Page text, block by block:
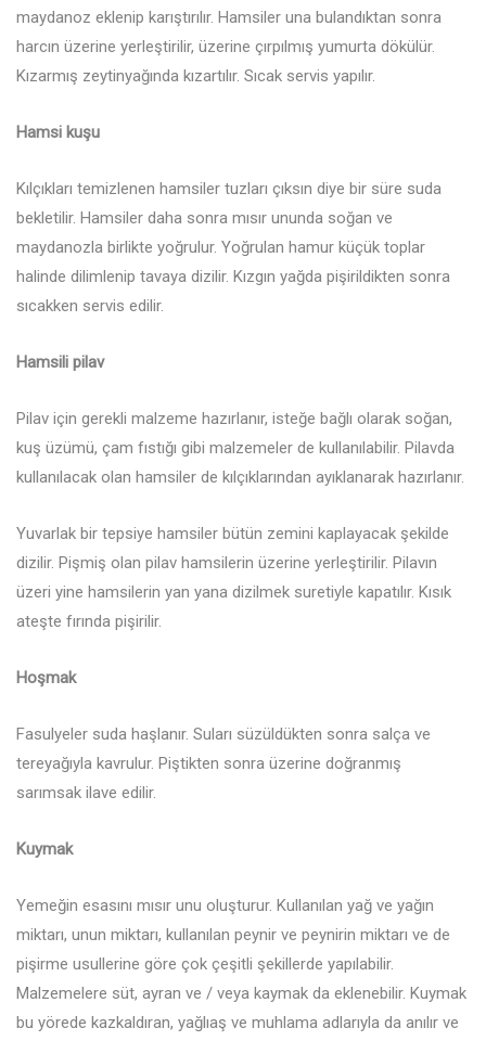
maydanoz eklenip karıştırılır. Hamsiler una bulandıktan sonra
harcın üzerine yerleştirilir, üzerine çırpılmış yumurta dökülür.
Kızarmış zeytinyağında kızartılır. Sıcak servis yapılır.
Hamsi kuşu
Kılçıkları temizlenen hamsiler tuzları çıksın diye bir süre suda
bekletilir. Hamsiler daha sonra mısır ununda soğan ve
maydanozla birlikte yoğrulur. Yoğrulan hamur küçük toplar
halinde dilimlenip tavaya dizilir. Kızgın yağda pişirildikten sonra
sıcakken servis edilir.
Hamsili pilav
Pilav için gerekli malzeme hazırlanır, isteğe bağlı olarak soğan,
kuş üzümü, çam fıstığı gibi malzemeler de kullanılabilir. Pilavda
kullanılacak olan hamsiler de kılçıklarından ayıklanarak hazırlanır.
Yuvarlak bir tepsiye hamsiler bütün zemini kaplayacak şekilde
dizilir. Pişmiş olan pilav hamsilerin üzerine yerleştirilir. Pilavın
üzeri yine hamsilerin yan yana dizilmek suretiyle kapatılır. Kısık
ateşte fırında pişirilir.
Hoşmak
Fasulyeler suda haşlanır. Suları süzüldükten sonra salça ve
tereyağıyla kavrulur. Piştikten sonra üzerine doğranmış
sarımsak ilave edilir.
Kuymak
Yemeğin esasını mısır unu oluşturur. Kullanılan yağ ve yağın
miktarı, unun miktarı, kullanılan peynir ve peynirin miktarı ve de
pişirme usullerine göre çok çeşitli şekillerde yapılabilir.
Malzemelere süt, ayran ve / veya kaymak da eklenebilir. Kuymak
bu yörede kazkaldıran, yağlıaş ve muhlama adlarıyla da anılır ve